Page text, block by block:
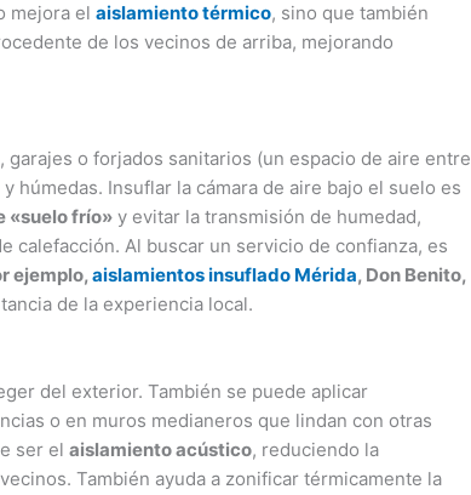
mejora el aislamiento térmico, sino que también
de los vecinos de arriba, mejorando
o forjados sanitarios (un espacio de aire entre
húmedas. Insuflar la cámara de aire bajo el suelo es
«suelo frío» y evitar la transmisión de humedad,
calefacción. Al buscar un servicio de confianza, es
ejemplo,aislamientos insuflado Mérida, Don Benito,
de la experiencia local.
del exterior. También se puede aplicar
o en muros medianeros que lindan con otras
ser el aislamiento acústico, reduciendo la
También ayuda a zonificar térmicamente la